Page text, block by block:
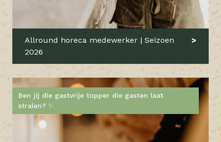
Allround horeca medewerker | Seizoen
2026
Ben jij die gastvrije topper die gasten laat
stralen? ✨